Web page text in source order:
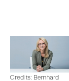
Credits: Bernhard